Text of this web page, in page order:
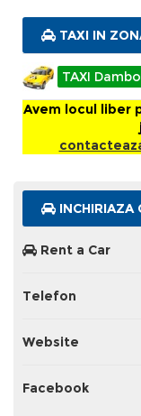
TAXI IN
TAXI
Avem locul liber
INCHIRIAZA
Rent a Car
Telefon
Website
Facebook